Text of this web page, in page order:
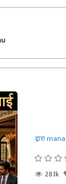
द्वारा
28.1k